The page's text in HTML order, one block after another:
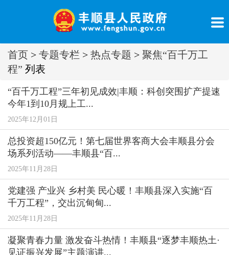
首页 > 专题专栏 > 热点专题 > 聚焦“百千万工
程” 列表
“百千万工程”三年初见成效|丰顺：科创突围扩产提速
今年1到10月规上工...
2025年12月01日
总投资超150亿元！第七届世界客商大会丰顺县分会
场系列活动——丰顺县“百...
2025年11月28日
党建强 产业兴 乡村美 民心暖！丰顺县深入实施“百
千万工程”，交出沉甸甸...
2025年11月28日
凝聚青春力量 激发奋斗热情！丰顺县“逐梦丰顺热土·
见证振兴发展”主题演讲...